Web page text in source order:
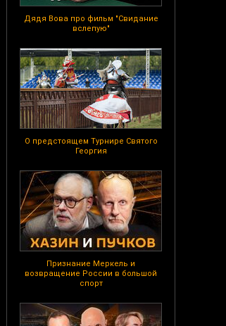
Дядя Вова про фильм "Свидание
вслепую"
О предстоящем Турнире Святого
Георгия
Признание Меркель и
возвращение России в большой
спорт